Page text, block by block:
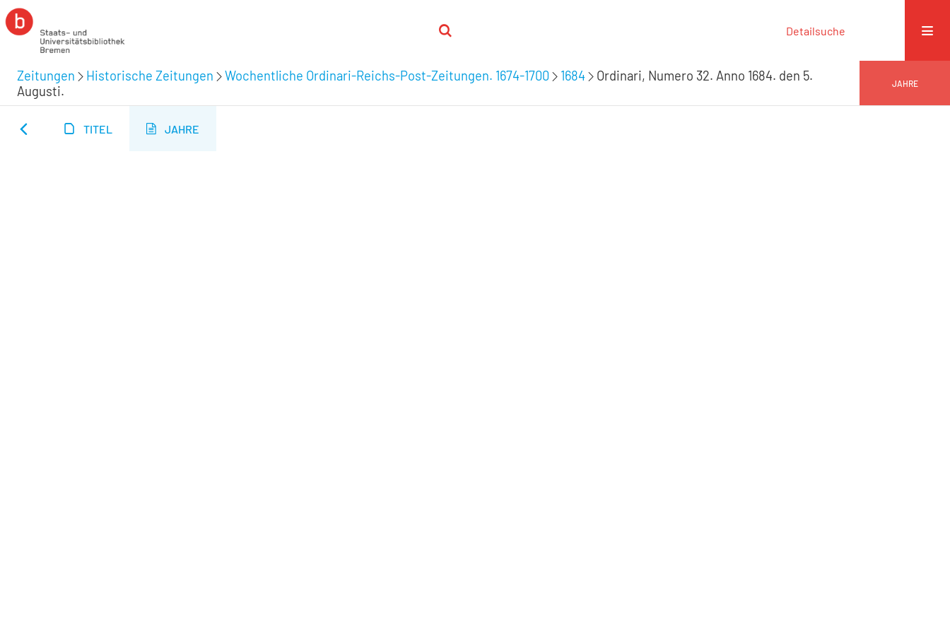
Detailsuche
Zeitungen Historische Zeitungen Wochentliche Ordinari-Reichs-Post-Zeitungen. 1674-1700 1684
Ordinari, Numero 32. Anno 1684. den 5.
Augusti.
JAHRE
TITEL JAHRE